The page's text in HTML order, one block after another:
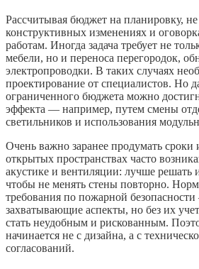
Рассчитывая бюджет на планировку,
конструктивных изменениях и
работам. Иногда задача требует не
мебели, но и переноса перегородок,
электропроводки. В таких случаях
проектирование от специалистов. Но
ограниченного бюджета можно
эффекта — например, путем смены
светильников и использования
Очень важно заранее продумать
открытых пространствах часто
акустике и вентиляции: лучше решать
чтобы не менять стены повторно.
требования по пожарной
захватывающие аспекты, но без их
стать неудобным и рискованным.
начинается не с дизайна, а с
согласований.